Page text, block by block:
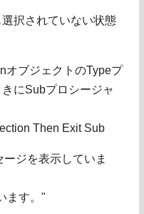
択されていない状態
オブジェクトのTypeプ
にSubプロシージャ
Then Exit Sub
ジを表示していま
ます。"